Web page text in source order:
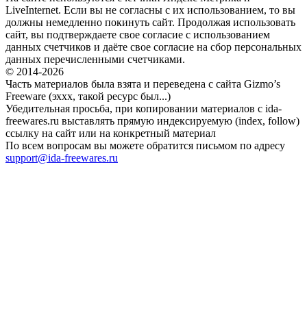
LiveInternet. Если вы не согласны с их использованием, то вы
должны немедленно покинуть сайт. Продолжая использовать
сайт, вы подтверждаете свое согласие с использованием
данных счетчиков и даёте свое согласие на сбор персональных
данных перечисленными счетчиками.
© 2014-2026
Часть материалов была взята и переведена с сайта Gizmo’s
Freeware (эххх, такой ресурс был...)
Убедительная просьба, при копировании материалов с ida-
freewares.ru выставлять прямую индексируемую (index, follow)
ссылку на сайт или на конкретный материал
По всем вопросам вы можете обратится письмом по адресу
support@ida-freewares.ru